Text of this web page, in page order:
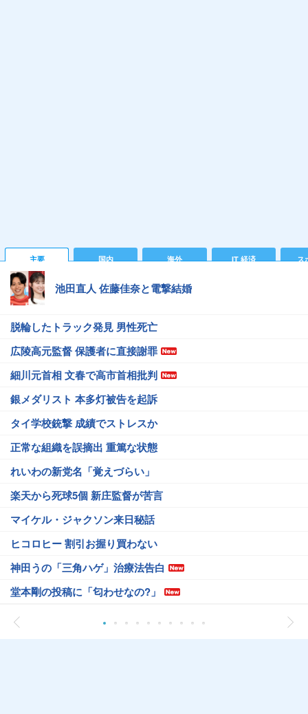
主要 国内 海外 IT 経済 ス
池田直人 佐藤佳奈と電撃結婚
脱輪したトラック発見 男性死亡
広陵高元監督 保護者に直接謝罪
細川元首相 文春で高市首相批判
銀メダリスト 本多灯被告を起訴
タイ学校銃撃 成績でストレスか
正常な組織を誤摘出 重篤な状態
れいわの新党名「覚えづらい」
楽天から死球5個 新庄監督が苦言
マイケル・ジャクソン来日秘話
ヒコロヒー 割引お握り買わない
神田うの「三角ハゲ」治療法告白
堂本剛の投稿に「匂わせなの?」